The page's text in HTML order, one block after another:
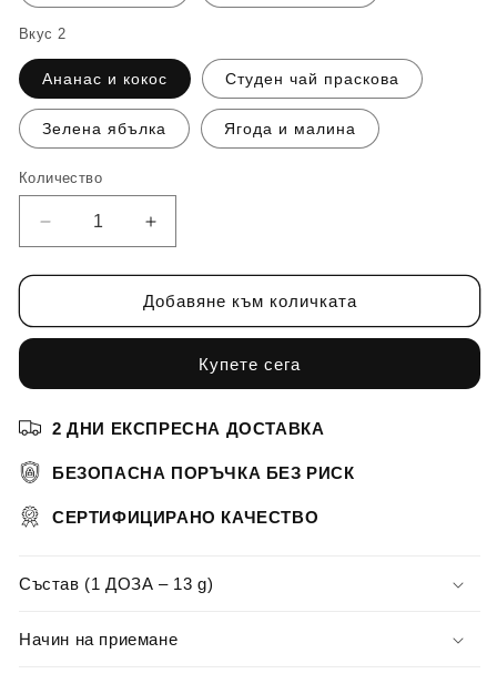
Вкус 2
Ананас и кокос Студен чай праскова
Зелена ябълка Ягода и малина
Количество
Количество
Намаляване
на
количеството
ReLoad
Увеличаване
на
количеството
за
ReLoad
Добавяне към количката
Купете сега
2 ДНИ ЕКСПРЕСНА ДОСТАВКА
БЕЗОПАСНА ПОРЪЧКА БЕЗ РИСК
СЕРТИФИЦИРАНО КАЧЕСТВО
Състав (1 ДОЗА – 13 g)
Начин на приемане